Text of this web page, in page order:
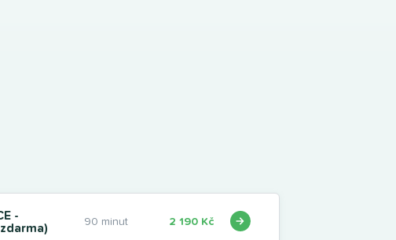
-
90 minut 2 190 Kč